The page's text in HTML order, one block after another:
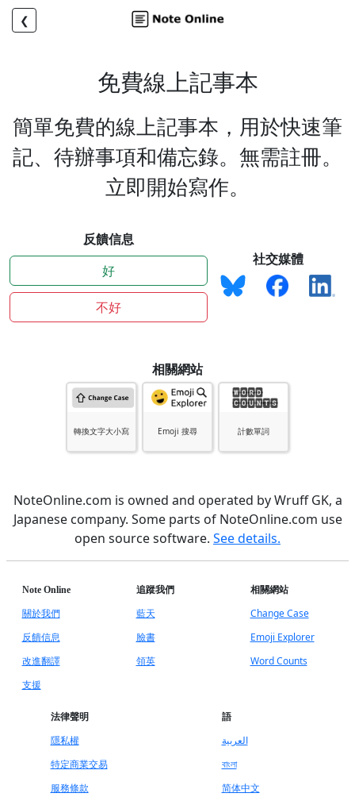
❮
免費線上記事本
簡單免費的線上記事本，用於快速筆
記、待辦事項和備忘錄。無需註冊。
立即開始寫作。
反饋信息
好
不好
社交媒體
相關網站
轉換文字大小寫 Emoji 搜尋 計數單詞
NoteOnline.com is owned and operated by Wruff GK, a
Japanese company. Some parts of NoteOnline.com use
open source software. See details.
Note Online
關於我們
反饋信息
改進翻譯
支援
追蹤我們
藍天
臉書
領英
相關網站
Change Case
Emoji Explorer
Word Counts
法律聲明
隱私權
特定商業交易
服務條款
語
العربية
বাংলা
简体中文